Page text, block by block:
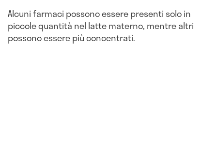
Alcuni farmaci possono essere presenti solo in
piccole quantità nel latte materno, mentre altri
possono essere più concentrati.